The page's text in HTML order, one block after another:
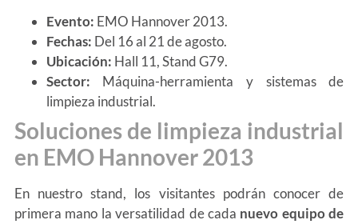
Evento: EMO Hannover 2013.
Fechas: Del 16 al 21 de agosto.
Ubicación: Hall 11, Stand G79.
Sector: Máquina-herramienta y sistemas de
limpieza industrial.
Soluciones de limpieza industrial
en EMO Hannover 2013
En nuestro stand, los visitantes podrán conocer de
primera mano la versatilidad de cada nuevo equipo de